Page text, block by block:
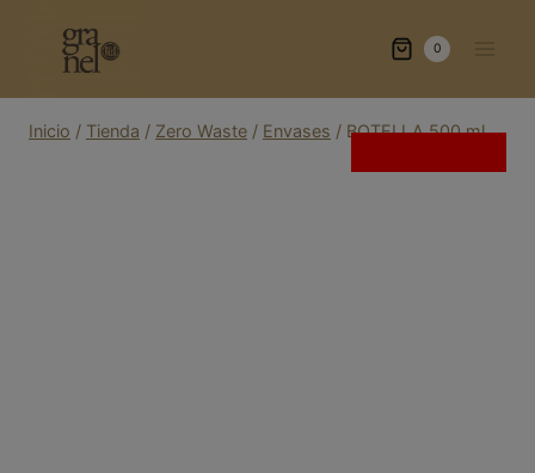
contenido
0
Inicio / Tienda / Zero Waste / Envases / BOTELLA 500 ml